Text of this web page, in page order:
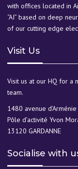
with offices located in
“AI” based on deep
of our cutting edge
Visit Us
Visit us at our HQ for a
team.
1480 avenue d’Arménie
Pôle d’activité Yvon
13120 GARDANNE
Socialise with